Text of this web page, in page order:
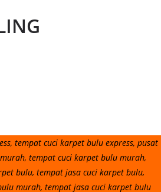
tempat cuci karpet bulu express, pusat
tempat cuci karpet bulu murah,
bulu, tempat jasa cuci karpet bulu,
murah, tempat jasa cuci karpet bulu